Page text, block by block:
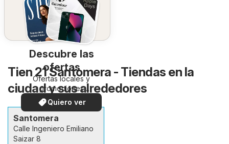
Descubre las
ofertas
Ofertas locales y
promociones
especiales.
Quiero ver
Tien 21 Santomera - Tiendas en la
ciudad y sus alrededores
Santomera
Calle Ingeniero Emiliano
Saizar 8